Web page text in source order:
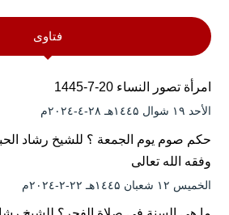
فتاوى
امرأة تصور النساء 20-7-1445
الأحد ۱۹ شوال ۱٤٤۵هـ ۲۸-٤-۲۰۲٤م
حكم صوم يوم الجمعة ؟ للشيخ رشاد
وفقه الله تعالى
الخميس ۱۲ شعبان ۱٤٤۵هـ ۲۲-۲-۲۰۲٤م